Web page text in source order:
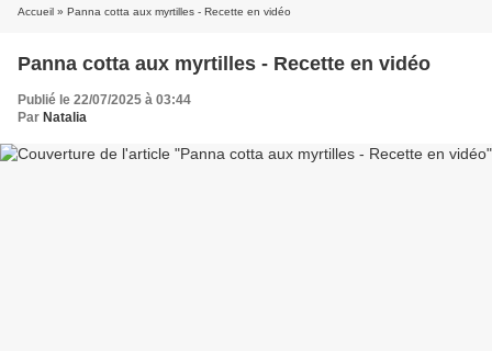
Accueil » Panna cotta aux myrtilles - Recette en vidéo
Panna cotta aux myrtilles - Recette en vidéo
Publié le 22/07/2025 à 03:44
Par Natalia